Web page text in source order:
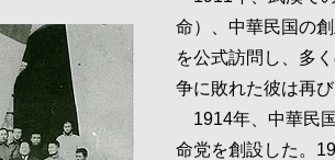
命）、中華民国の
を公式訪問し、多
争に敗れた彼は再
1914年、中華民
命党を創設した。